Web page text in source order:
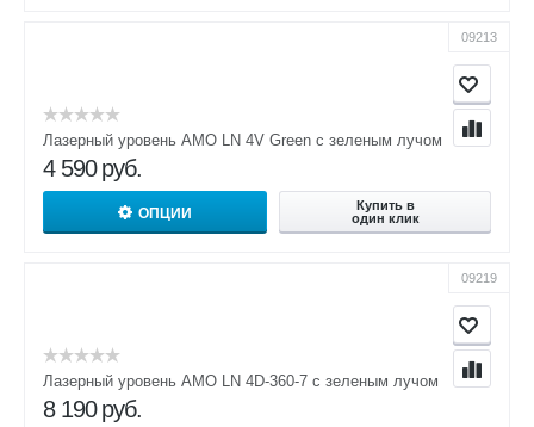
09213
Лазерный уровень AMO LN 4V Green с зеленым лучом
4 590 руб.
ОПЦИИ
Купить в
один клик
09219
Лазерный уровень AMO LN 4D-360-7 с зеленым лучом
8 190 руб.